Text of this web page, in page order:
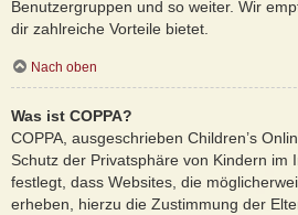
Benutzergruppen und so weiter. Wir
dir zahlreiche Vorteile bietet.
Nach oben
Was ist COPPA?
COPPA, ausgeschrieben Children’s
Schutz der Privatsphäre von Kindern im
festlegt, dass Websites, die
erheben, hierzu die Zustimmung der